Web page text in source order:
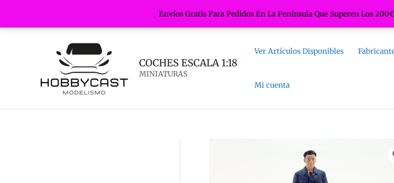
Envíos Gratis Para Pedidos En La Península Que Superen Los
COCHES ESCALA 1:18
MINIATURAS
Ver Artículos Disponibles
Mi cuenta